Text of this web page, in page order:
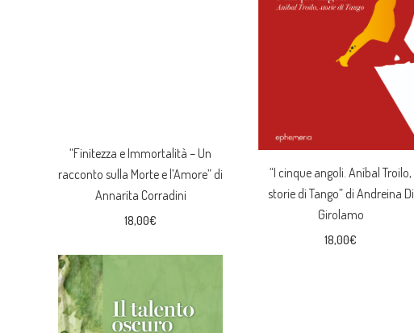
“Finitezza e Immortalità – Un
racconto sulla Morte e l’Amore” di
Annarita Corradini
18,00€
“I cinque angoli. Aníbal Troilo,
storie di Tango” di Andreina Di
Girolamo
18,00€